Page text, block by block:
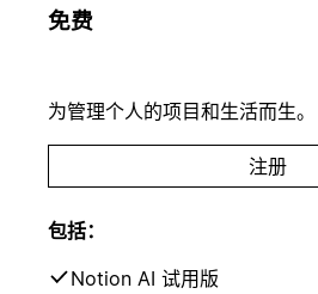
免费
为管理个人的项目和生活而生。
注册
包括：
Notion AI 试用版